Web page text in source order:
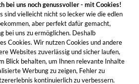
bei uns noch genussvoller - mit Cookies!
sind vielleicht nicht so lecker wie die edlen
aber perfekt dafür gemacht,
bei uns zu ermöglichen. Deshalb
Cookies. Wir nutzen Cookies und andere
Websites zuverlässig und sicher laufen,
Blick behalten, um Ihnen relevante Inhalte
Werbung zu zeigen, Fehler zu
kontinuierlich zu verbessern.